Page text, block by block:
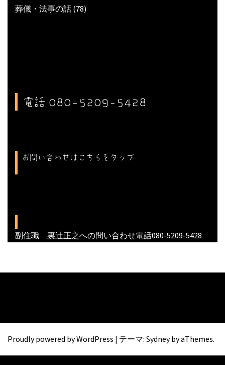
葬儀・法事の話 (78)
電話 080-5209-5428
お問い合わせはこちらをタップ
副住職 裏辻正之への問い合わせ電話080-5209-5428
Proudly powered by WordPress | テーマ: Sydneyby aThemes.